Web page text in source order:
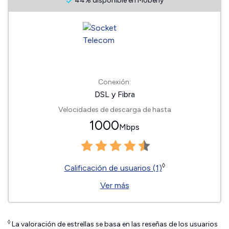
Conexión:
DSL y Fibra
Velocidades de descarga de hasta
1000Mbps
Calificación de usuarios (1)◊
Ver más
◊ La valoración de estrellas se basa en las reseñas de los usuarios